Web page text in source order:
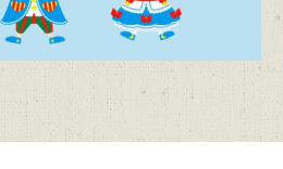
い創作童話」作品募集【6/1~9/11迄